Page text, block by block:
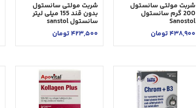
شربت مولتی سانستول
200 گرم سانستول
Sanostol
438,900تومان
شربت مولتی سانستول
بدون قند 155 میلی لیتر
سانستول sanstol
423,500تومان